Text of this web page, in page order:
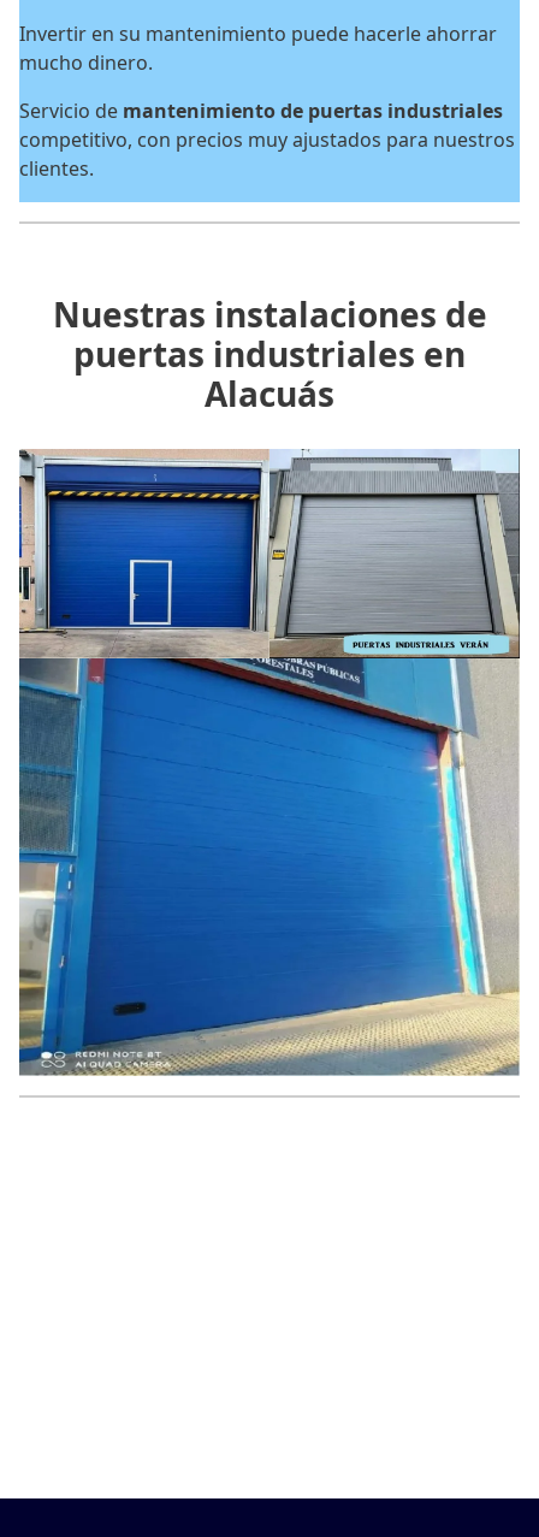
Invertir en su mantenimiento puede hacerle ahorrar
mucho dinero.
Servicio de mantenimiento de puertas industriales
competitivo, con precios muy ajustados para nuestros
clientes.
Nuestras instalaciones de
puertas industriales en
Alacuás